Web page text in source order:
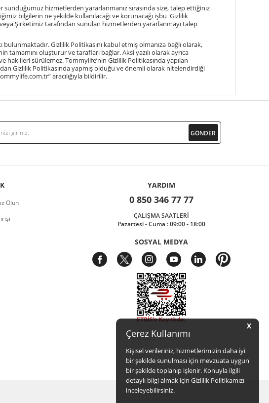
X
Çerez Kullanımı
Kişisel verileriniz, hizmetlerimizin daha iyi
bir şekilde sunulması için mevzuata uygun
bir şekilde toplanıp işlenir. Konuyla ilgili
detaylı bilgi almak için Gizlilik Politikamızı
inceleyebilirsiniz.
hizmetlerden yararlanmanız sırasında size, talep ettiğiniz
bilgilerin ne şekilde kullanılacağı ve korunacağı işbu 'Gizlilik
Şirketimiz tarafından sunulan hizmetlerden yararlanmayı talep
Gizlilik Politikasını kabul etmiş olmanıza bağlı olarak,
oluşturur ve tarafları bağlar. Aksi yazılı olarak ayrıca
hak ileri sürülemez. Tommylife’nın Gizlilik Politikasında yapılan
Gizlilik Politikasında yapmış olduğu ve önemli olarak nitelendirdiği
” aracılığıyla bildirilir.
Olun
YARDIM
0 850 346 77 77
ÇALIŞMA SAATLERİ
Pazartesi - Cuma : 09:00 - 18:00
SOSYAL MEDYA